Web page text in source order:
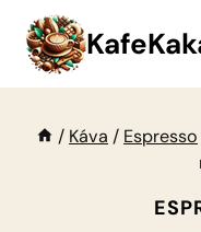
Přeskočit
obsah
/ Káva / Espresso